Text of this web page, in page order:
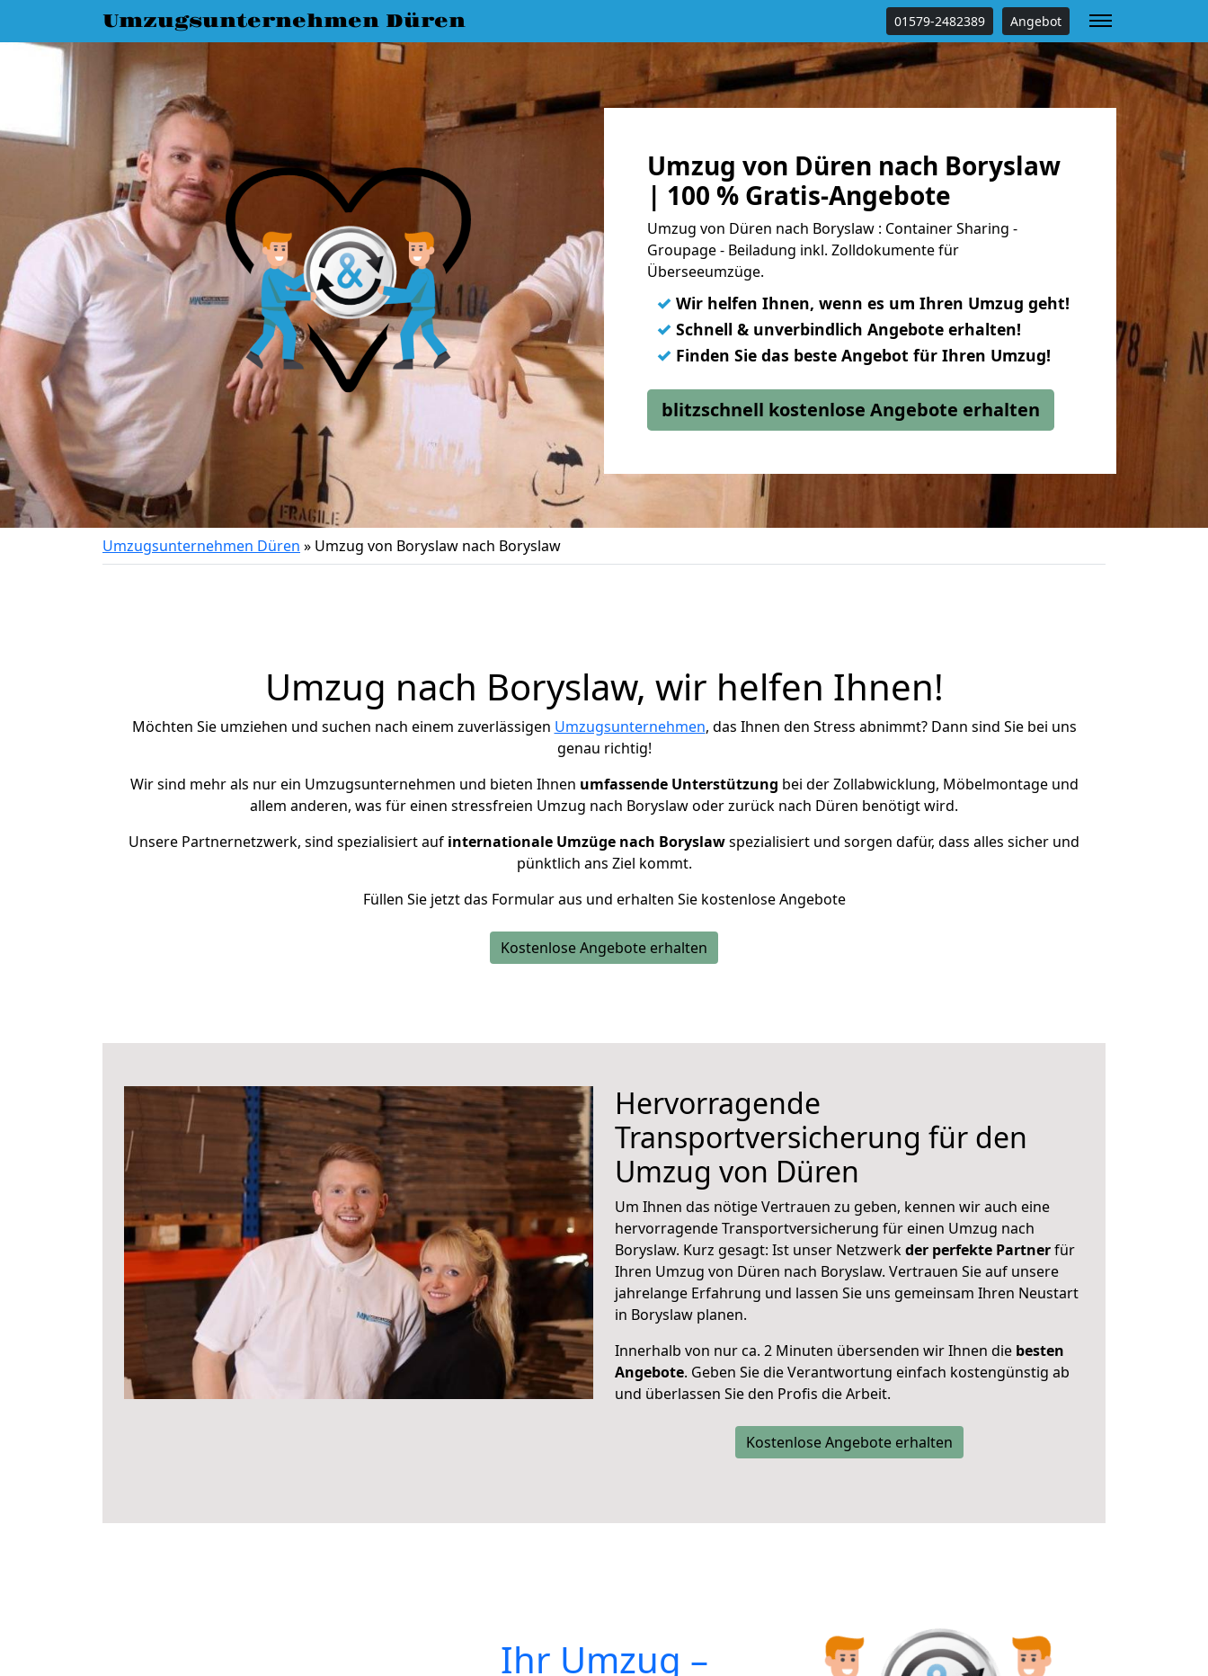
Umzugsunternehmen Düren 01579-2482389 Angebot
Umzug von Düren nach Boryslaw
| 100 % Gratis-Angebote
Umzug von Düren nach Boryslaw : Container Sharing -
Groupage - Beiladung inkl. Zolldokumente für
Überseeumzüge.
✓ Wir helfen Ihnen, wenn es um Ihren Umzug geht!
✓ Schnell & unverbindlich Angebote erhalten!
✓ Finden Sie das beste Angebot für Ihren Umzug!
blitzschnell kostenlose Angebote erhalten
Umzugsunternehmen Düren » Umzug von Boryslaw nach Boryslaw
Umzug nach Boryslaw, wir helfen Ihnen!
Möchten Sie umziehen und suchen nach einem zuverlässigen Umzugsunternehmen, das Ihnen den Stress abnimmt? Dann sind Sie bei uns
genau richtig!
Wir sind mehr als nur ein Umzugsunternehmen und bieten Ihnen umfassende Unterstützung bei der Zollabwicklung, Möbelmontage und
allem anderen, was für einen stressfreien Umzug nach Boryslaw oder zurück nach Düren benötigt wird.
Unsere Partnernetzwerk, sind spezialisiert auf internationale Umzüge nach Boryslawspezialisiert und sorgen dafür, dass alles sicher und
pünktlich ans Ziel kommt.
Füllen Sie jetzt das Formular aus und erhalten Sie kostenlose Angebote
Kostenlose Angebote erhalten
Hervorragende
Transportversicherung für den
Umzug von Düren
Um Ihnen das nötige Vertrauen zu geben, kennen wir auch eine
hervorragende Transportversicherung für einen Umzug nach
Boryslaw. Kurz gesagt: Ist unser Netzwerkder perfekte Partnerfür
Ihren Umzug von Düren nach Boryslaw. Vertrauen Sie auf unsere
jahrelange Erfahrung und lassen Sie uns gemeinsam Ihren Neustart
in Boryslaw planen.
Innerhalb von nur ca. 2 Minuten übersenden wir Ihnen die besten
Angebote. Geben Sie die Verantwortung einfach kostengünstig ab
und überlassen Sie den Profis die Arbeit.
Kostenlose Angebote erhalten
Ihr Umzug –